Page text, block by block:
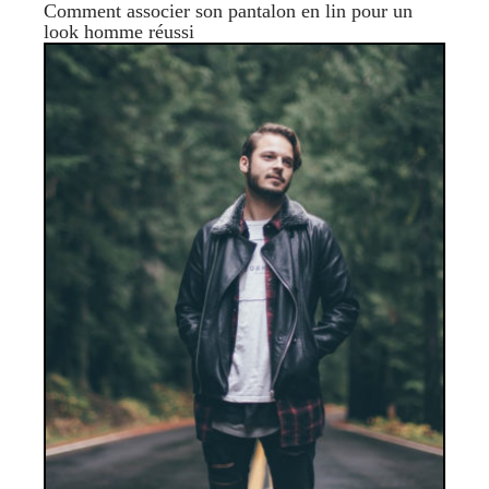
Comment associer son pantalon en lin pour un
look homme réussi